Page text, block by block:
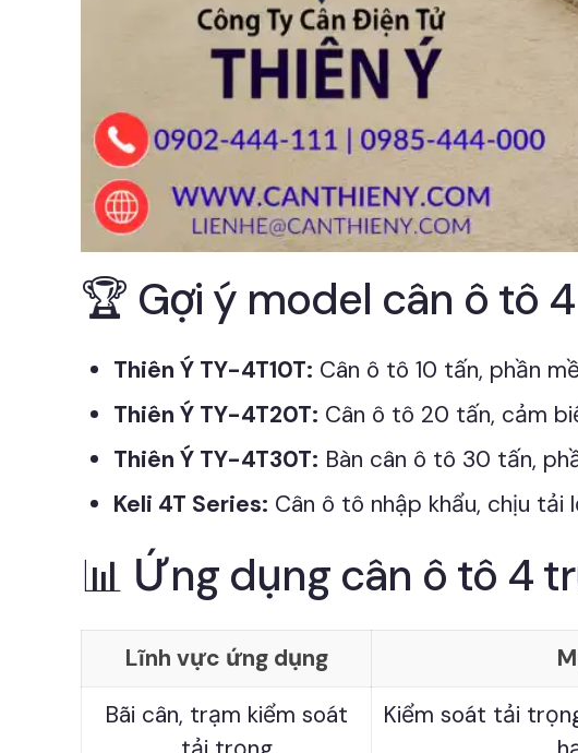
🏆 Gợi ý model cân ô tô
Thiên Ý TY-4T10T: Cân ô tô 10 tấn, phần
Thiên Ý TY-4T20T: Cân ô tô 20 tấn, cảm
Thiên Ý TY-4T30T: Bàn cân ô tô 30 tấn,
Keli 4T Series: Cân ô tô nhập khẩu, chịu tải
📊 Ứng dụng cân ô tô 4
Lĩnh vực ứng dụng
Bãi cân, trạm kiểm soát
Kiểm soát tải